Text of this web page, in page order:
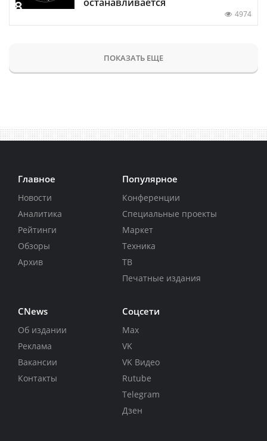
4974
ПОКАЗАТЬ ЕЩЕ
Главное
Новости
Аналитика
Рейтинги
Обзоры
Архив
Популярное
Конференции
Специальные проекты
Маркет
Техника
ТВ
Печатные издания
CNews
Об издании
Реклама
Вакансии
Контакты
Соцсети
Max
VK
VK Видео
Rutube
Telegram
Дзен